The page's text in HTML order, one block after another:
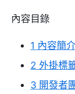
內容目錄
1 內容簡
2 外掛標
3 開發者